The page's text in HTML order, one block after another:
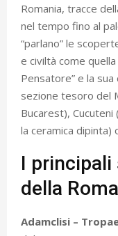
Romania, tracce
nel tempo fino al
“parlano” le
e civiltà come
Pensatore” e la
sezione tesoro del
Bucarest),
la ceramica dipinta)
I
della
Adamclisi –